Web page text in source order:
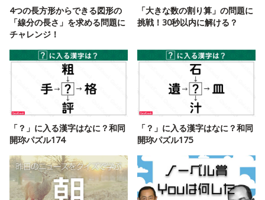
4つの長方形からできる図形の
「線分の長さ」を求める問題に
チャレンジ！
「大きな数の割り算」の問題に
挑戦！30秒以内に解ける？
「？」に入る漢字はなに？和同
開珎パズル174
「？」に入る漢字はなに？和同
開珎パズル175